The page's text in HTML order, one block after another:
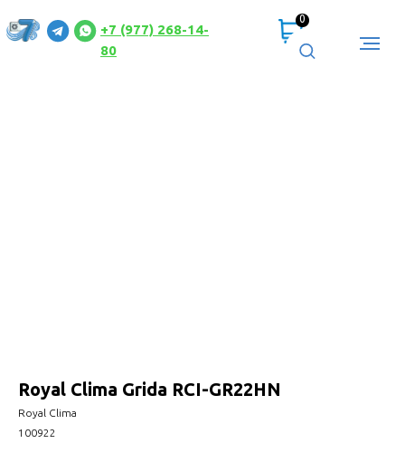
+7 (977) 268-14-
80
0
Royal Clima Grida RCI-GR22HN
Royal Clima
100922